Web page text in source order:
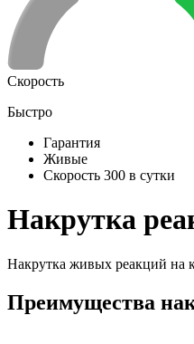
Скорость
Быстро
Гарантия
Живые
Скорость 300 в сутки
Накрутка
Накрутка живых реакций на
Преимущества